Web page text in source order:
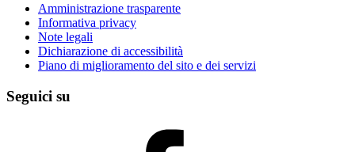
Amministrazione trasparente
Informativa privacy
Note legali
Dichiarazione di accessibilità
Piano di miglioramento del sito e dei servizi
Seguici su